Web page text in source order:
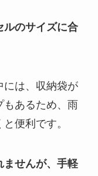
ルのサイズに合
には、収納袋が
もあるため、雨
便利です。
ませんが、手軽